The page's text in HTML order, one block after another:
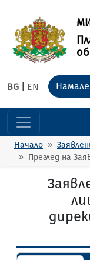
BG EN
Начало
Преглед на